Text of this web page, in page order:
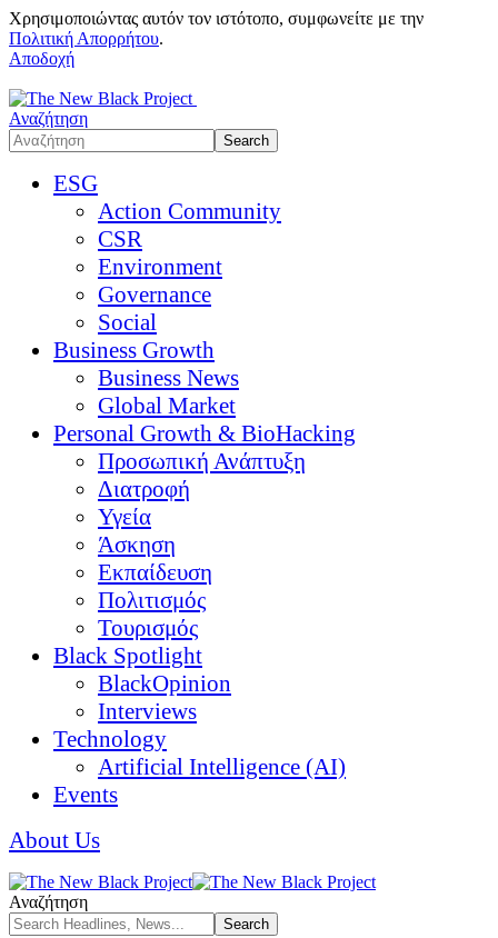
Χρησιμοποιώντας αυτόν τον ιστότοπο, συμφωνείτε με την
Πολιτική Απορρήτου.
Αποδοχή
Αναζήτηση
ESG
Action Community
CSR
Environment
Governance
Social
Business Growth
Business News
Global Market
Personal Growth & BioHacking
Προσωπική Ανάπτυξη
Διατροφή
Υγεία
Άσκηση
Εκπαίδευση
Πολιτισμός
Τουρισμός
Black Spotlight
BlackOpinion
Interviews
Technology
Artificial Intelligence (AI)
Events
About Us
Αναζήτηση